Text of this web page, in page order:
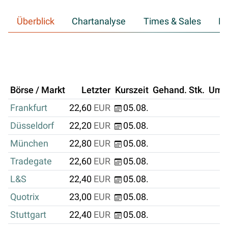
Überblick Chartanalyse Times & Sales
Börse / Markt Letzter Kurszeit Gehand. Stk.
Frankfurt
22,60 EUR
05.08.
Düsseldorf
22,20 EUR
05.08.
München
22,80 EUR
05.08.
Tradegate
22,60 EUR
05.08.
L&S
22,40 EUR
05.08.
Quotrix
23,00 EUR
05.08.
Stuttgart
22,40 EUR 05.08.